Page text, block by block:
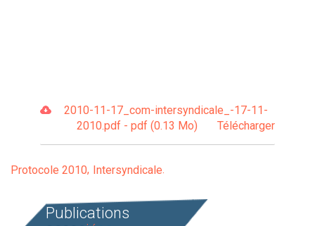
2010-11-17_com-intersyndicale_-17-11-
2010.pdf - pdf (0.13 Mo)
Télécharger
Protocole 2010 Intersyndicale
Publications